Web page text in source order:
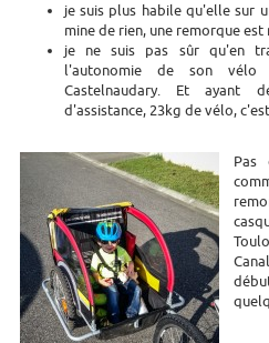
je suis plus habile qu'elle sur
mine de rien, une remorque
je ne suis pas sûr qu'en
l'autonomie de son
Castelnaudary. Et ayant
d'assistance, 23kg de vélo,
Pas